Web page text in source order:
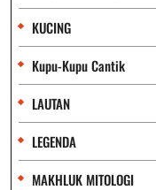
KUCING
Kupu-Kupu Cantik
LAUTAN
LEGENDA
MAKHLUK MITOLOGI